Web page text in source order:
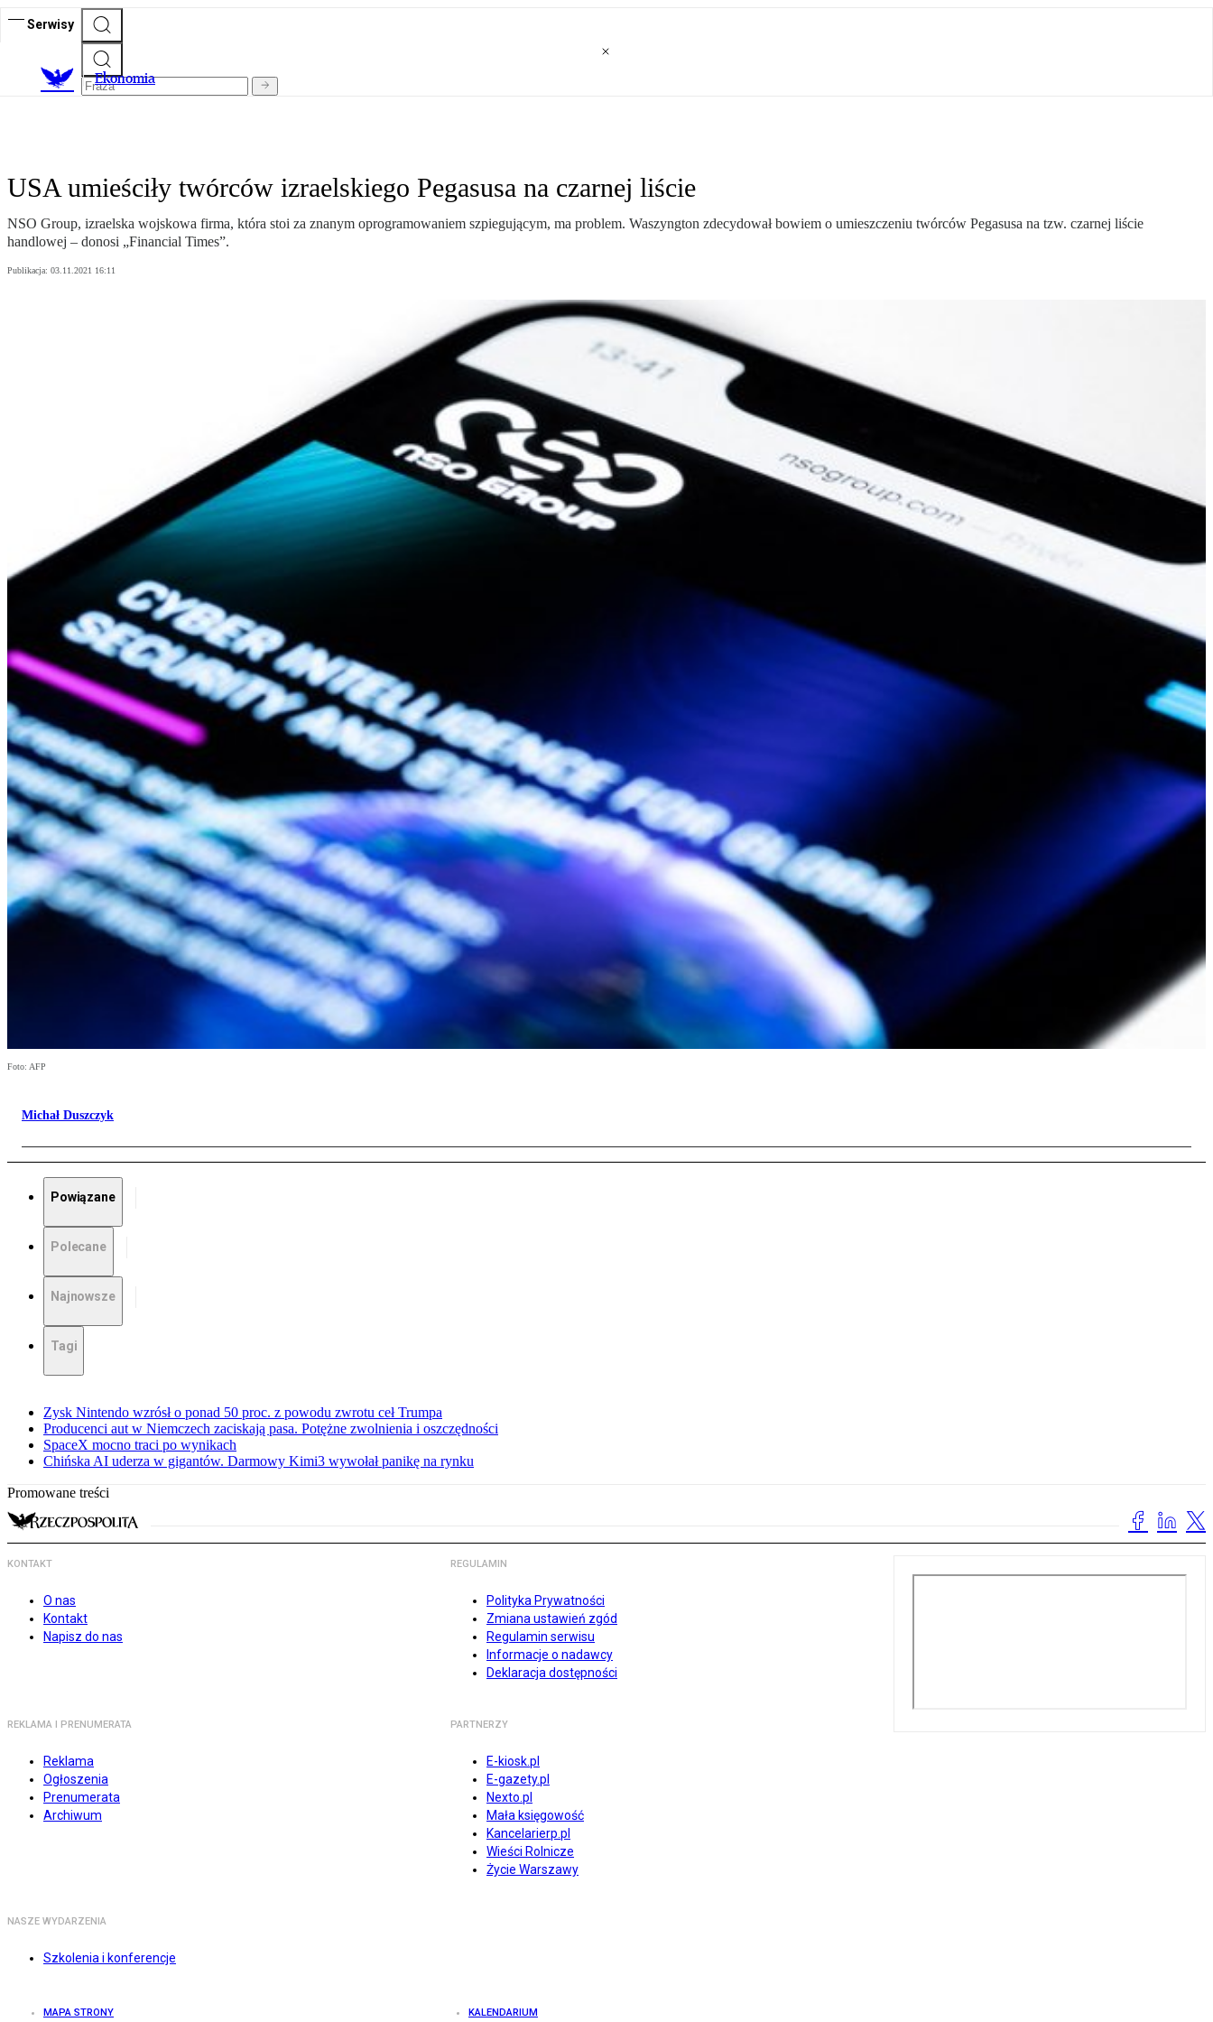
Serwisy
Ekonomia
USA umieściły twórców izraelskiego Pegasusa na czarnej liście
NSO Group, izraelska wojskowa firma, która stoi za znanym oprogramowaniem szpiegującym, ma problem. Waszyngton zdecydował bowiem o umieszczeniu twórców Pegasusa na tzw. czarnej liście
handlowej – donosi „Financial Times”.
Publikacja: 03.11.2021 16:11
Foto: AFP
Michał Duszczyk
Powiązane
Polecane
Najnowsze
Tagi
Zysk Nintendo wzrósł o ponad 50 proc. z powodu zwrotu ceł Trumpa
Producenci aut w Niemczech zaciskają pasa. Potężne zwolnienia i oszczędności
SpaceX mocno traci po wynikach
Chińska AI uderza w gigantów. Darmowy Kimi3 wywołał panikę na rynku
Promowane treści
KONTAKT
O nas
Kontakt
Napisz do nas
REGULAMIN
Polityka Prywatności
Zmiana ustawień zgód
Regulamin serwisu
Informacje o nadawcy
Deklaracja dostępności
REKLAMA I PRENUMERATA
Reklama
Ogłoszenia
Prenumerata
Archiwum
PARTNERZY
E-kiosk.pl
E-gazety.pl
Nexto.pl
Mała księgowość
Kancelarierp.pl
Wieści Rolnicze
Życie Warszawy
NASZE WYDARZENIA
Szkolenia i konferencje
MAPA STRONY KALENDARIUM